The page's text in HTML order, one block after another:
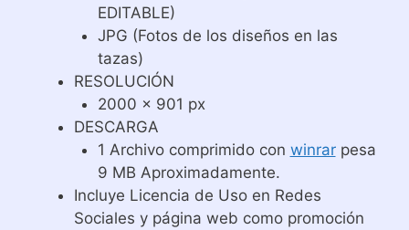
EDITABLE)
JPG (Fotos de los diseños en las
tazas)
RESOLUCIÓN
2000 x 901 px
DESCARGA
1 Archivo comprimido con winrarpesa
9 MB Aproximadamente.
Incluye Licencia de Uso en Redes
Sociales y página web como promoción